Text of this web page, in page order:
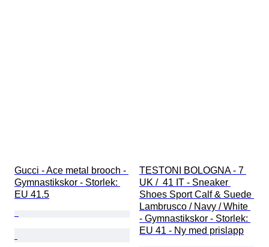
Gucci - Ace metal brooch -
Gymnastikskor - Storlek:
EU 41.5
TESTONI BOLOGNA - 7
UK /  41 IT - Sneaker
Shoes Sport Calf & Suede
Lambrusco / Navy / White
- Gymnastikskor - Storlek:
EU 41 - Ny med prislapp